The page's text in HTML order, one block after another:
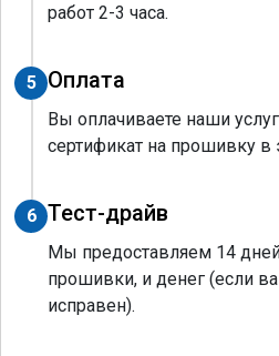
работ 2-3 часа.
5 Оплата
Вы оплачиваете наши
сертификат на прошивку в
6 Тест-драйв
Мы предоставляем 14
прошивки, и денег (если
исправен).